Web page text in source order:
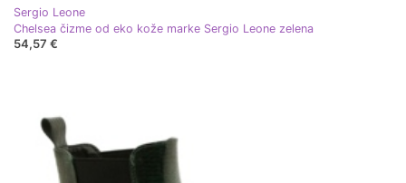
Sergio Leone
Chelsea čizme od eko kože marke Sergio Leone zelena
54,57 €